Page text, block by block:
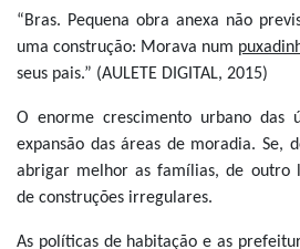
“Bras. Pequena obra anexa não
uma construção: Morava num
seus pais.” (AULETE DIGITAL, 2015)
O enorme crescimento urbano das
expansão das áreas de moradia. Se,
abrigar melhor as famílias, de outro
de construções irregulares.
As políticas de habitação e as